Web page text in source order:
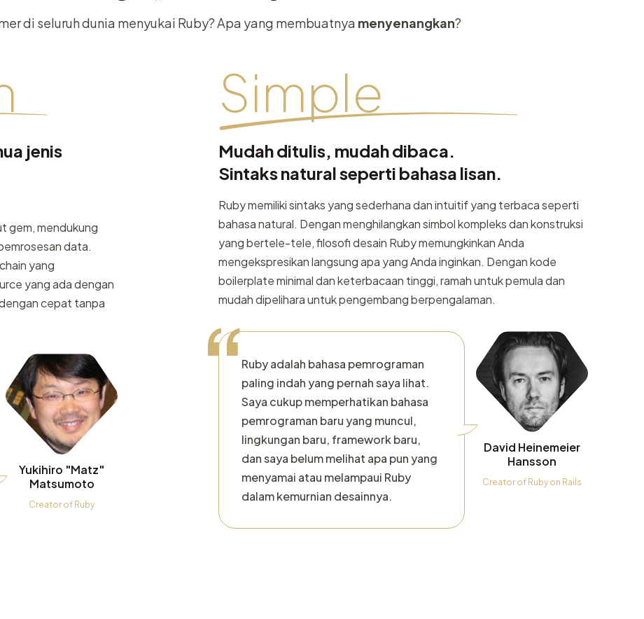
di seluruh dunia menyukai Ruby? Apa yang membuatnya menyenangkan?
jenis
gem, mendukung
data.
yang
yang ada dengan
cepat tanpa
Yukihiro "Matz"
Matsumoto
Creator of Ruby
Simple
Mudah ditulis, mudah dibaca.
Sintaks natural seperti bahasa lisan.
Ruby memiliki sintaks yang sederhana dan intuitif yang terbaca seperti
bahasa natural. Dengan menghilangkan simbol kompleks dan konstruksi
yang bertele-tele, filosofi desain Ruby memungkinkan Anda
mengekspresikan langsung apa yang Anda inginkan. Dengan kode
boilerplate minimal dan keterbacaan tinggi, ramah untuk pemula dan
mudah dipelihara untuk pengembang berpengalaman.
“Ruby adalah bahasa pemrograman
paling indah yang pernah saya lihat.
Saya cukup memperhatikan bahasa
pemrograman baru yang muncul,
lingkungan baru, framework baru,
dan saya belum melihat apa pun yang
menyamai atau melampaui Ruby
dalam kemurnian desainnya.
David Heinemeier
Hansson
Creator of Ruby on Rails